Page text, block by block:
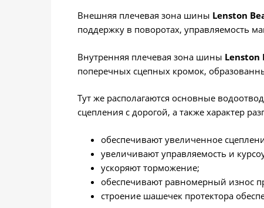
Внешняя плечевая зона шины Lenston
поддержку в поворотах, управляемость
Внутренняя плечевая зона шины Lenston
поперечных сцепных кромок,
Тут же располагаются основные
сцепления с дорогой, а также характер
обеспечивают увеличенное
увеличивают управляемость и
ускоряют торможение;
обеспечивают равномерный износ
строение шашечек протектора